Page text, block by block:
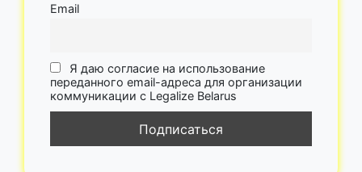
Email
Я даю согласие на использование
переданного email-адреса для организации
коммуникации с Legalize Belarus